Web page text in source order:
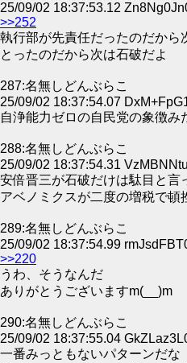
25/09/02 18:37:53.12
>>252
執行部が先責任だったのだか
とったのだから次は石破だよ
287:名無しどんぶらこ
25/09/02 18:37:54.07
自浄能力ゼロの自民党の象徴み
288:名無しどんぶらこ
25/09/02 18:37:54.31
安倍晋三が石破だけは駄目と言
アベノミクスが二度の増税で頓
289:名無しどんぶらこ
25/09/02 18:37:54.99
>>220
うわ、そうなんだ
ありがとうございますm(__)m
290:名無しどんぶらこ
25/09/02 18:37:55.04
一番みっともないパターンだな